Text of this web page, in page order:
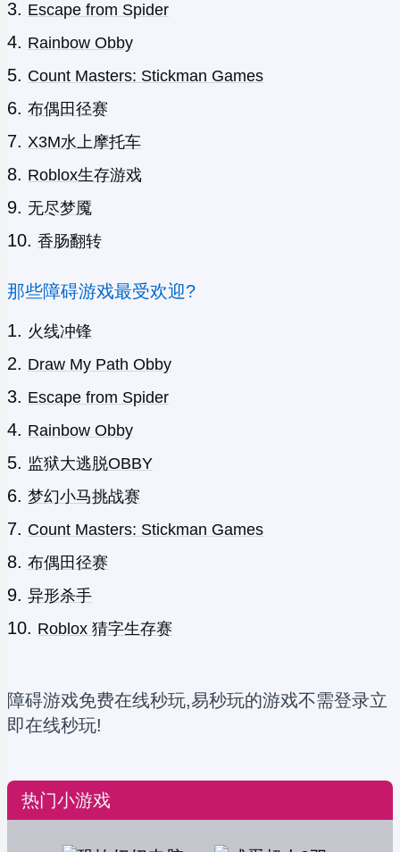
Escape from Spider
Rainbow Obby
Count Masters: Stickman Games
布偶田径赛
X3M水上摩托车
Roblox生存游戏
无尽梦魇
香肠翻转
那些障碍游戏最受欢迎?
火线冲锋
Draw My Path Obby
Escape from Spider
Rainbow Obby
监狱大逃脱OBBY
梦幻小马挑战赛
Count Masters: Stickman Games
布偶田径赛
异形杀手
Roblox 猜字生存赛
障碍游戏免费在线秒玩,易秒玩的游戏不需登录立
即在线秒玩!
热门小游戏